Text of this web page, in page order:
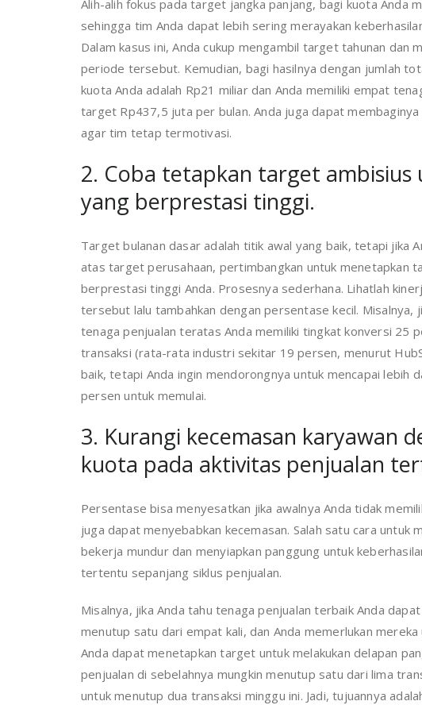
Alih-alih fokus pada target jangka panjang, bagi kuota Anda
sehingga tim Anda dapat lebih sering merayakan
Dalam kasus ini, Anda cukup mengambil target tahunan dan
periode tersebut. Kemudian, bagi hasilnya dengan jumlah
kuota Anda adalah Rp21 miliar dan Anda memiliki empat
target Rp437,5 juta per bulan. Anda juga dapat
agar tim tetap termotivasi.
2. Coba tetapkan target
yang berprestasi tinggi.
Target bulanan dasar adalah titik awal yang baik, tetapi jika
atas target perusahaan, pertimbangkan untuk menetapkan
berprestasi tinggi Anda. Prosesnya sederhana. Lihatlah
tersebut lalu tambahkan dengan persentase kecil. Misalnya,
tenaga penjualan teratas Anda memiliki tingkat konversi 25
transaksi (rata-rata industri sekitar 19 persen, menurut
baik, tetapi Anda ingin mendorongnya untuk mencapai lebih
persen untuk memulai.
3. Kurangi kecemasan karyawan
kuota pada aktivitas penjualan
Persentase bisa menyesatkan jika awalnya Anda tidak
juga dapat menyebabkan kecemasan. Salah satu cara untuk
bekerja mundur dan menyiapkan panggung untuk
tertentu sepanjang siklus penjualan.
Misalnya, jika Anda tahu tenaga penjualan terbaik Anda
menutup satu dari empat kali, dan Anda memerlukan
Anda dapat menetapkan target untuk melakukan delapan
penjualan di sebelahnya mungkin menutup satu dari lima
untuk menutup dua transaksi minggu ini. Jadi, tujuannya